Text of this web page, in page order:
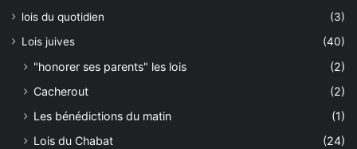
lois du quotidien
(3)
Lois juives
(40)
"honorer ses parents" les lois
(2)
Cacherout
(2)
Les bénédictions du matin
(1)
Lois du Chabat
(24)